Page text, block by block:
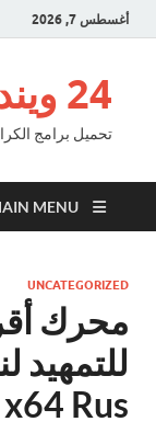
أغسطس 7, 2026
24 ويندوز الكراك
تحميل برامج
MENU
UNCATEGORIZED
محرك
للتمهيد
Rus